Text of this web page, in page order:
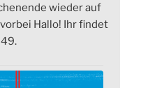
wieder auf
Hallo! Ihr findet